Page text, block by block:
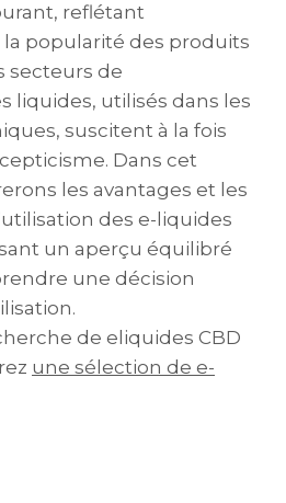
reflétant
la popularité des produits
secteurs de
liquides, utilisés dans les
suscitent à la fois
Dans cet
les avantages et les
des e-liquides
un aperçu équilibré
une décision
de eliquides CBD
une sélection de e-